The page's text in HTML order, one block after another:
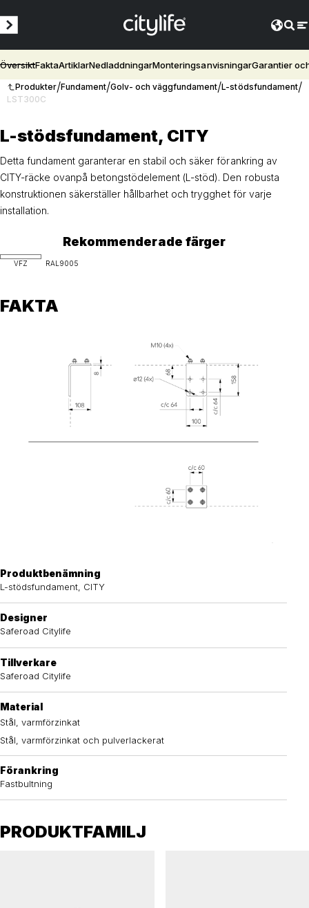
ÖversiktFaktaArtiklarNedladdningarMonteringsanvisningarGarantier
Produkter/Fundament/Golv- och väggfundament/L-stödsfundament/
LST300C
L-stödsfundament, CITY
Detta fundament garanterar en stabil och säker förankring av
CITY-räcke ovanpå betongstödelement (L-stöd). Den robusta
konstruktionen säkerställer hållbarhet och trygghet för varje
installation.
Rekommenderade färger
VFZ RAL9005
FAKTA
Produktbenämning
L-stödsfundament, CITY
Designer
Saferoad Citylife
Tillverkare
Saferoad Citylife
Material
Stål, varmförzinkat
Stål, varmförzinkat och pulverlackerat
Förankring
Fastbultning
PRODUKTFAMILJ